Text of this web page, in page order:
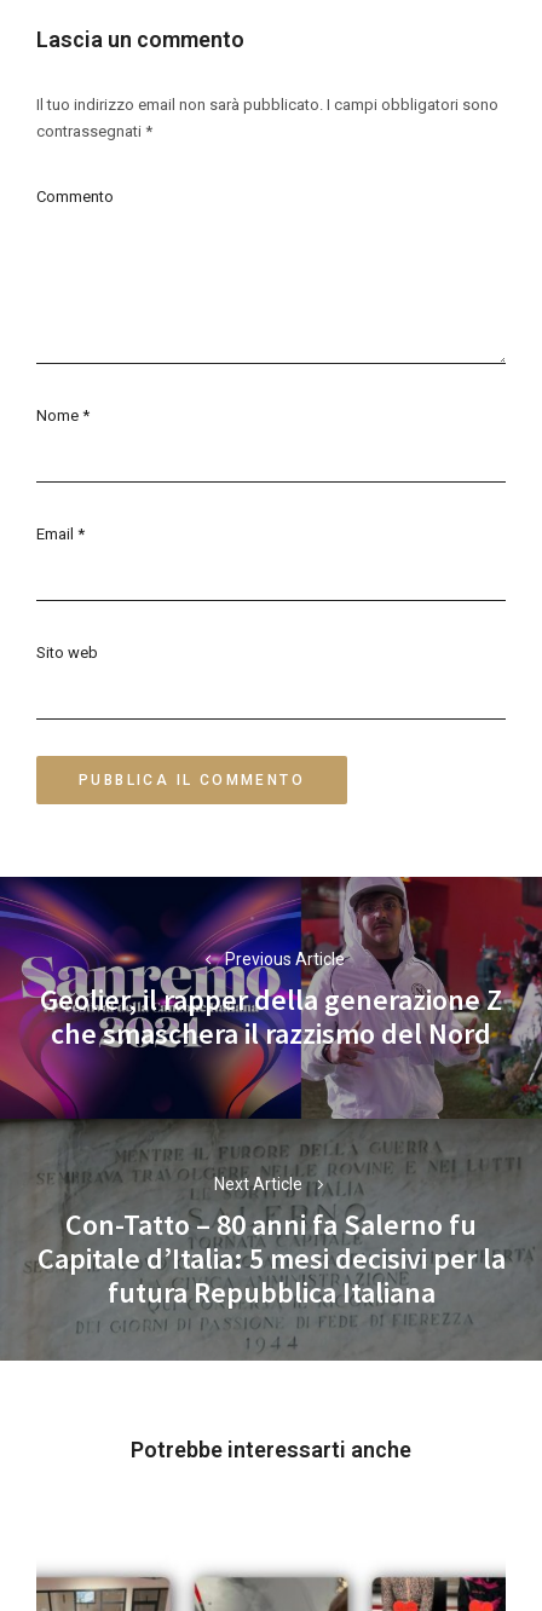
Lascia un commento
Il tuo indirizzo email non sarà pubblicato. I campi obbligatori sono
contrassegnati *
Commento
Nome *
Email *
Sito web
Navigazione
articoli
Previous Article
Previous
post:
Geolier, il rapper della generazione Z
che smaschera il razzismo del Nord
Next Article
Next
post:
Con-Tatto – 80 anni fa Salerno fu
Capitale d’Italia: 5 mesi decisivi per la
futura Repubblica Italiana
Potrebbe interessarti anche